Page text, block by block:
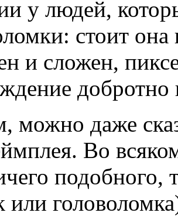
у людей,
стоит
и сложен,
можно даже
Во
подобного,
или